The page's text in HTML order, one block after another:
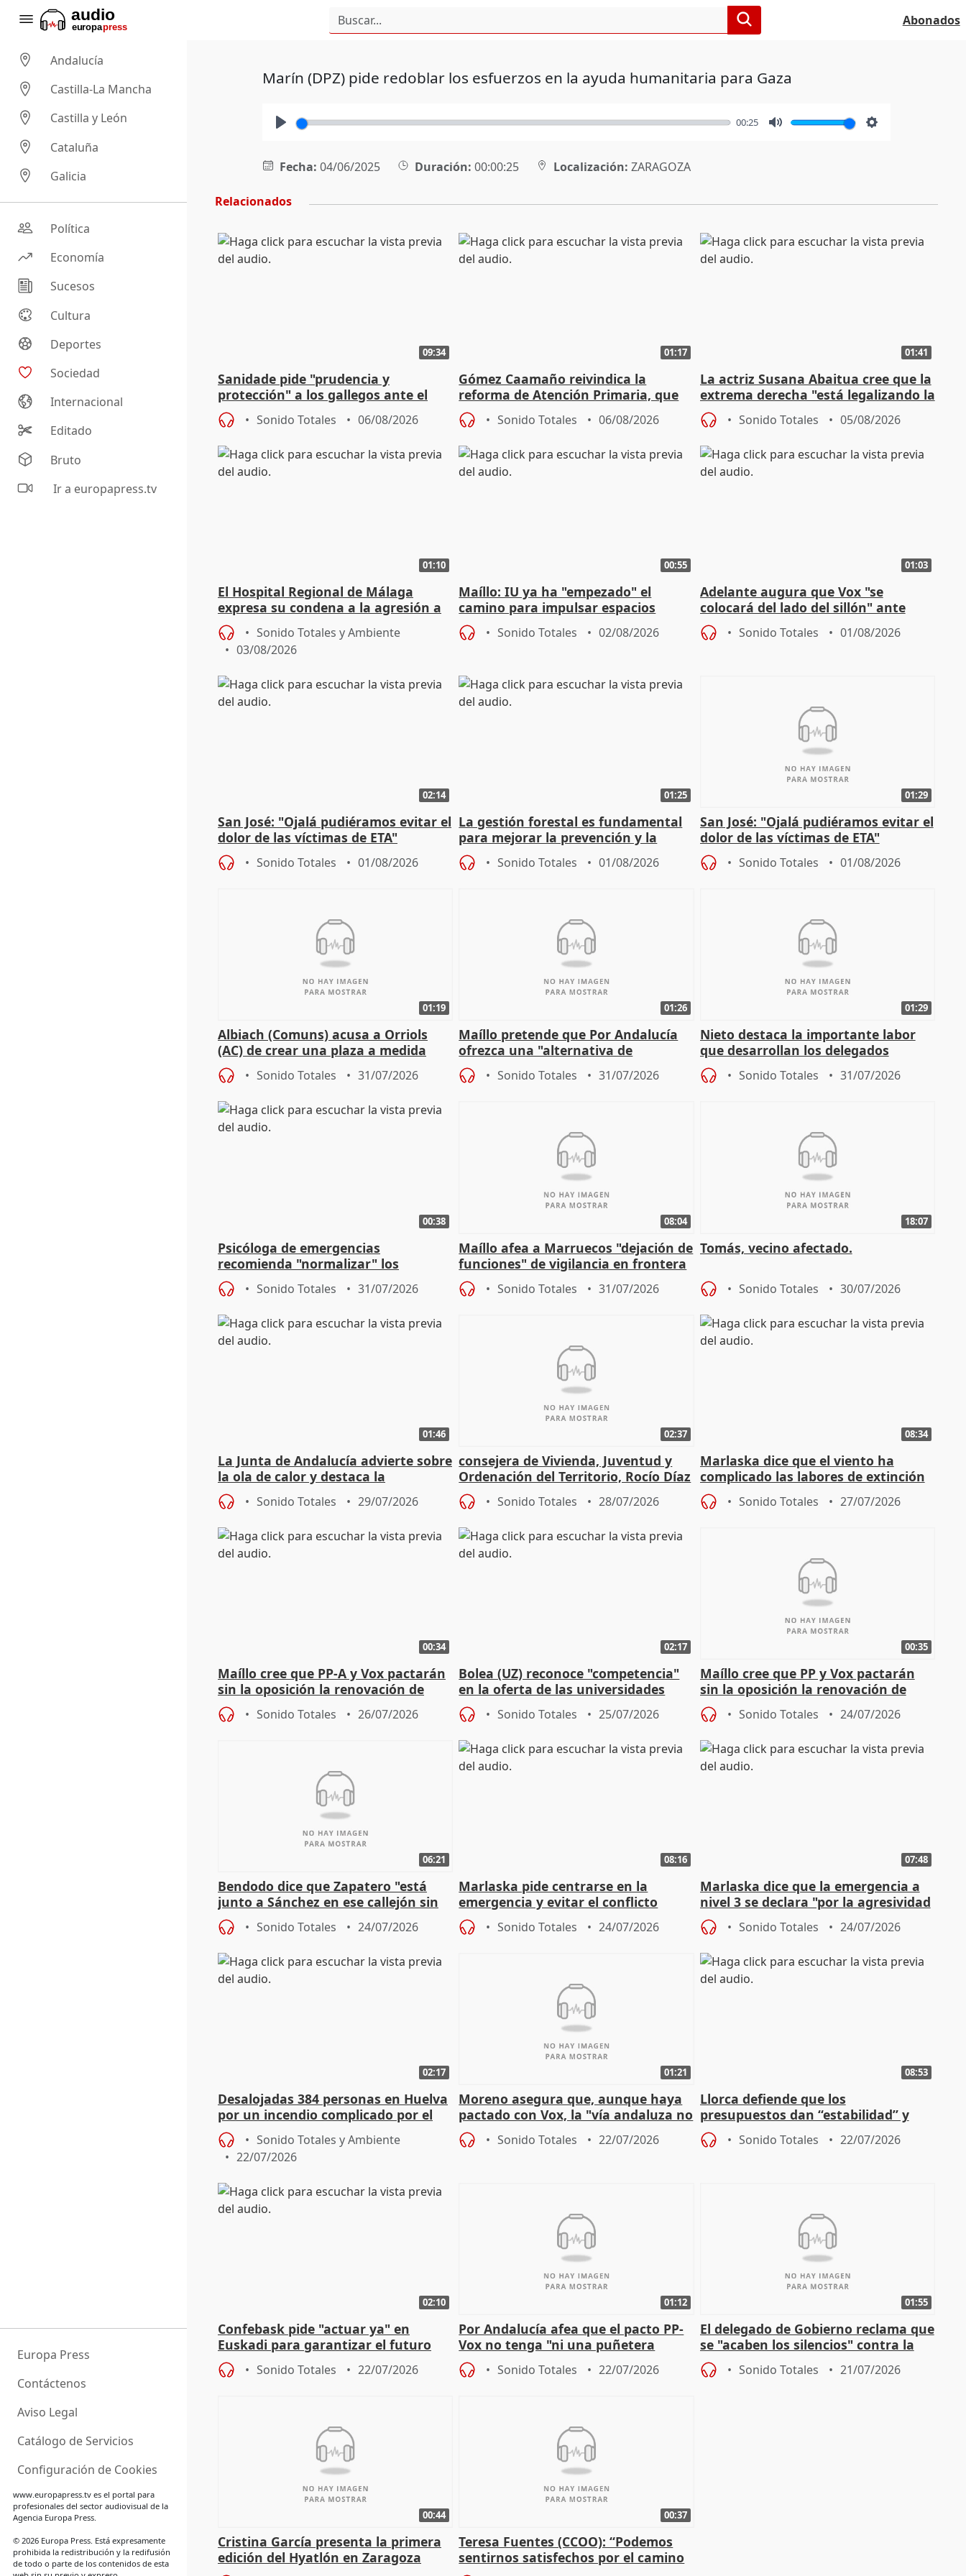
Abonados
Andalucía
Castilla-La Mancha
Castilla y León
Cataluña
Galicia
Política
Economía
Sucesos
Cultura
Deportes
Sociedad
Internacional
Editado
Bruto
Ir a europapress.tv
Europa Press
Contáctenos
Aviso Legal
Catálogo de Servicios
Configuración de Cookies
www.europapress.tves el portal para
profesionales del sector audiovisual de la
Agencia Europa Press.
© 2026 Europa Press. Está expresamente
prohibida la redistribución y la redifusión
de todo o parte de los contenidos de esta
Marín (DPZ) pide redoblar los esfuerzos en la ayuda humanitaria para Gaza
00:25
Fecha: 04/06/2025 Duración: 00:00:25 Localización: ZARAGOZA
Relacionados
09:34
Sanidade pide "prudencia y
protección" a los gallegos ante el
eclipse del 12 de agosto
Sonido Totales 06/08/2026
01:17
Gómez Caamaño reivindica la
reforma de Atención Primaria, que
reforzará la autogestión
Sonido Totales 06/08/2026
01:41
La actriz Susana Abaitua cree que la
extrema derecha "está legalizando la
homofobia"
Sonido Totales 05/08/2026
01:10
El Hospital Regional de Málaga
expresa su condena a la agresión a
dos enfermeras de Urgencias
Sonido Totales y Ambiente
03/08/2026
00:55
Maíllo: IU ya ha "empezado" el
camino para impulsar espacios
unitarios para las municipales
Sonido Totales 02/08/2026
01:03
Adelante augura que Vox "se
colocará del lado del sillón" ante
iniciativas de la oposición
Sonido Totales 01/08/2026
02:14
San José: "Ojalá pudiéramos evitar el
dolor de las víctimas de ETA"
Sonido Totales 01/08/2026
01:25
La gestión forestal es fundamental
para mejorar la prevención y la
actuación frente a incendios
Sonido Totales 01/08/2026
01:29
San José: "Ojalá pudiéramos evitar el
dolor de las víctimas de ETA"
Sonido Totales 01/08/2026
01:19
Albiach (Comuns) acusa a Orriols
(AC) de crear una plaza a medida
para su hija en Ripoll (Girona)
Sonido Totales 31/07/2026
01:26
Maíllo pretende que Por Andalucía
ofrezca una "alternativa de
gobierno" con su labor de oposición
Sonido Totales 31/07/2026
01:29
Nieto destaca la importante labor
que desarrollan los delegados
territoriales de la Junta
Sonido Totales 31/07/2026
00:38
Psicóloga de emergencias
recomienda "normalizar" los
síntomas tras sufrir un incendio
Sonido Totales 31/07/2026
08:04
Maíllo afea a Marruecos "dejación de
funciones" de vigilancia en frontera
con Ceuta
Sonido Totales 31/07/2026
18:07
Tomás, vecino afectado.
Sonido Totales 30/07/2026
01:46
La Junta de Andalucía advierte sobre
la ola de calor y destaca la
importancia de la prevención
Sonido Totales 29/07/2026
02:37
consejera de Vivienda, Juventud y
Ordenación del Territorio, Rocío Díaz
Sonido Totales 28/07/2026
08:34
Marlaska dice que el viento ha
complicado las labores de extinción
durante la madrugada
Sonido Totales 27/07/2026
00:34
Maíllo cree que PP-A y Vox pactarán
sin la oposición la renovación de
órganos como el Defensor
Sonido Totales 26/07/2026
02:17
Bolea (UZ) reconoce "competencia"
en la oferta de las universidades
privadas
Sonido Totales 25/07/2026
00:35
Maíllo cree que PP y Vox pactarán
sin la oposición la renovación de
órganos como el Defensor
Sonido Totales 24/07/2026
06:21
Bendodo dice que Zapatero "está
junto a Sánchez en ese callejón sin
salida
Sonido Totales 24/07/2026
08:16
Marlaska pide centrarse en la
emergencia y evitar el conflicto
político
Sonido Totales 24/07/2026
07:48
Marlaska dice que la emergencia a
nivel 3 se declara "por la agresividad
de los incendios"
Sonido Totales 24/07/2026
02:17
Desalojadas 384 personas en Huelva
por un incendio complicado por el
viento
Sonido Totales y Ambiente
22/07/2026
01:21
Moreno asegura que, aunque haya
pactado con Vox, la "vía andaluza no
ha muerto" ni él va a "cambiar"
Sonido Totales 22/07/2026
08:53
Llorca defiende que los
presupuestos dan “estabilidad” y
dice que no ha hablado con Feijóo
Sonido Totales 22/07/2026
02:10
Confebask pide "actuar ya" en
Euskadi para garantizar el futuro
con un pacto de país
Sonido Totales 22/07/2026
01:12
Por Andalucía afea que el pacto PP-
Vox no tenga "ni una puñetera
medida" contra violencia machista
Sonido Totales 22/07/2026
01:55
El delegado de Gobierno reclama que
se "acaben los silencios" contra la
violencia de género
Sonido Totales 21/07/2026
00:44
Cristina García presenta la primera
edición del Hyatlón en Zaragoza
00:37
Teresa Fuentes (CCOO): “Podemos
sentirnos satisfechos por el camino